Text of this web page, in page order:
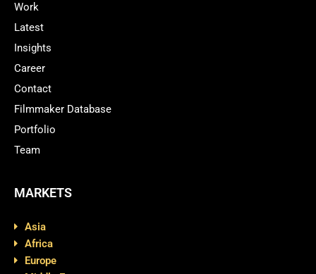
Work
Latest
Insights
Career
Contact
Filmmaker Database
Portfolio
Team
MARKETS
Asia
Africa
Europe